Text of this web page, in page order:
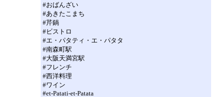
#おばんざい
#あきたこまち
#芹鍋
#ビストロ
#エ・パタティ・エ・パタタ
#南森町駅
#大阪天満宮駅
#フレンチ
#西洋料理
#ワイン
#et-Patati-et-Patata